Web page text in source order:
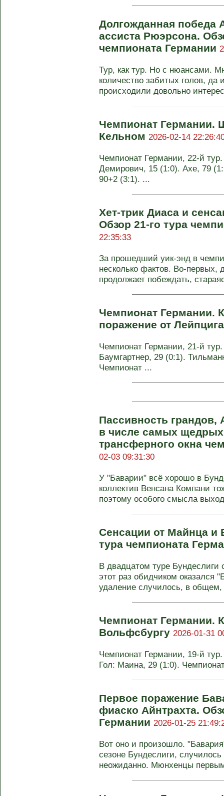
Долгожданная победа
ассиста Рюэрсона.
чемпионата Германии
Тур, как тур. Но с нюансами.
количество забитых голов, да
происходили довольно
Чемпионат Германии.
Кельном 2026-02-14
Чемпионат Германии, 22-й
Демирович, 15 (1:0). Ахе, 79
90+2 (3:1). ...
Хет-трик Диаса и
Обзор 21-го тура
22:35:33
За прошедший уик-энд в
несколько фактов. Во-первых,
продолжает побеждать,
Чемпионат Германии.
поражение от
Чемпионат Германии, 21-й
Баумгартнер, 29 (0:1).
Чемпионат ...
Пассивность грандов,
в числе самых
трансферного окна
02-03 09:31:30
У "Баварии" всё хорошо в
коллектив Венсана Компани
поэтому особого смысла
Сенсации от Майнца и
тура чемпионата
В двадцатом туре Бундеслиги
этот раз обидчиком оказался
удаление случилось, в
Чемпионат Германии.
Вольфсбургу 2026-01-31
Чемпионат Германии, 19-й
Гол: Маина, 29 (1:0).
Первое поражение
фиаско Айнтрахта.
Германии 2026-01-25
Вот оно и произошло.
сезоне Бундеслиги,
неожиданно. Мюнхенцы